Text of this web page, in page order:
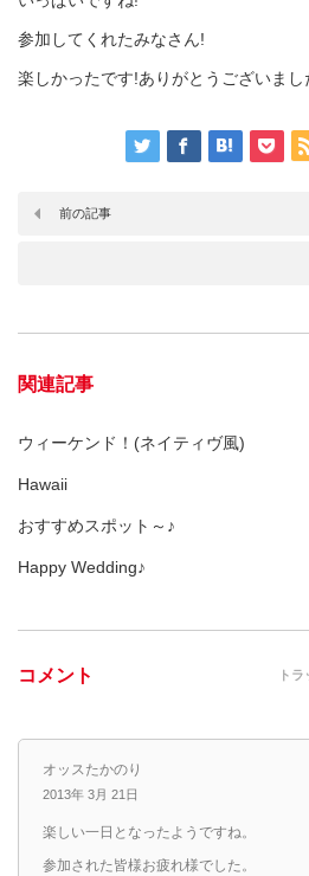
参加してくれたみなさん!
楽しかったです!ありがとうございまし
前の記事
関連記事
ウィーケンド！(ネイティヴ風)
Hawaii
おすすめスポット～♪
Happy Wedding♪
コメント ト
オッスたかのり
2013年 3月 21日
楽しい一日となったようですね。
参加された皆様お疲れ様でした。